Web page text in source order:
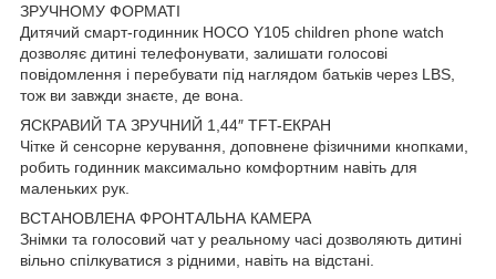
ЗРУЧНОМУ ФОРМАТІ
Дитячий смарт-годинник HOCO Y105 children phone watch
дозволяє дитині телефонувати, залишати голосові
повідомлення і перебувати під наглядом батьків через LBS,
тож ви завжди знаєте, де вона.
ЯСКРАВИЙ ТА ЗРУЧНИЙ 1,44″ TFT-ЕКРАН
Чітке й сенсорне керування, доповнене фізичними кнопками,
робить годинник максимально комфортним навіть для
маленьких рук.
ВСТАНОВЛЕНА ФРОНТАЛЬНА КАМЕРА
Знімки та голосовий чат у реальному часі дозволяють дитині
вільно спілкуватися з рідними, навіть на відстані.